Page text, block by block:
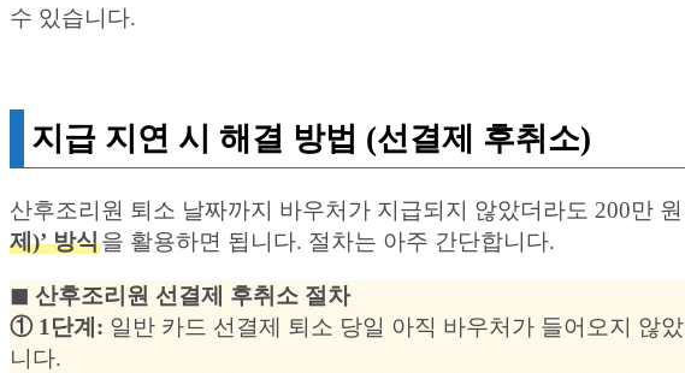
수 있습니다.
지급 지연 시 해결 방법 (선결제 후취소)
산후조리원 퇴소 날짜까지 바우처가 지급되지 않았더라도 200만
제)’ 방식을 활용하면 됩니다. 절차는 아주 간단합니다.
◼︎ 산후조리원 선결제 후취소 절차
① 1단계: 일반 카드 선결제 퇴소 당일 아직 바우처가 들어오지 않
니다.